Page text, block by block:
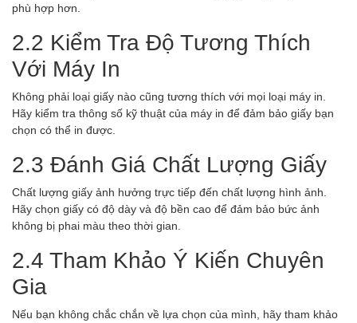
phù hợp hơn.
2.2 Kiểm Tra Độ Tương Thích
Với Máy In
Không phải loại giấy nào cũng tương thích với mọi loại máy in.
Hãy kiểm tra thông số kỹ thuật của máy in để đảm bảo giấy bạn
chọn có thể in được.
2.3 Đánh Giá Chất Lượng Giấy
Chất lượng giấy ảnh hưởng trực tiếp đến chất lượng hình ảnh.
Hãy chọn giấy có độ dày và độ bền cao để đảm bảo bức ảnh
không bị phai màu theo thời gian.
2.4 Tham Khảo Ý Kiến Chuyên
Gia
Nếu bạn không chắc chắn về lựa chọn của mình, hãy tham khảo